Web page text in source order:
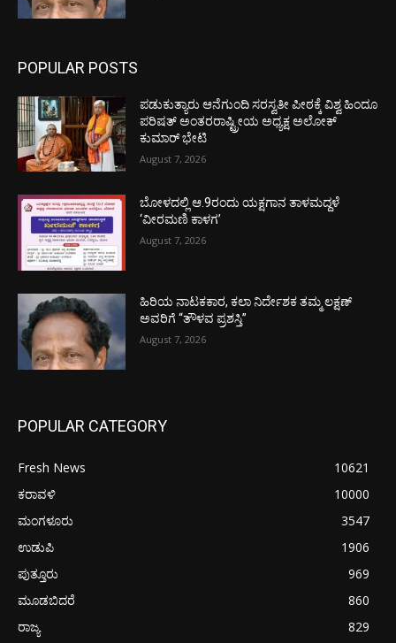
POPULAR POSTS
ಪಡುಕುತ್ಯಾರು ಆನೆಗುಂದಿ ಸರಸ್ವತೀ ಪೀಠಕ್ಕೆ ವಿಶ್ವ ಹಿಂದೂ
ಪರಿಷತ್ ಅಂತರರಾಷ್ಟ್ರೀಯ ಅಧ್ಯಕ್ಷ ಅಲೋಕ್
ಕುಮಾರ್ ಭೇಟಿ
August 7, 2026
ಬೋಳದಲ್ಲಿ ಆ.9ರಂದು ಯಕ್ಷಗಾನ ತಾಳಮದ್ದಳೆ
‘ವೀರಮಣಿ ಕಾಳಗ’
August 7, 2026
ಹಿರಿಯ ನಾಟಕಕಾರ, ಕಲಾ ನಿರ್ದೇಶಕ ತಮ್ಮ ಲಕ್ಷಣ್
ಅವರಿಗೆ “ತೌಳವ ಪ್ರಶಸ್ತಿ”
August 7, 2026
POPULAR CATEGORY
Fresh News
10621
ಕರಾವಳಿ
10000
ಮಂಗಳೂರು
3547
ಉಡುಪಿ
1906
ಪುತ್ತೂರು
969
ಮೂಡಬಿದರೆ
860
ರಾಜ್ಯ
829